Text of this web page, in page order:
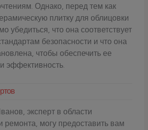
Однако, перед тем как
плитку для облицовки
убедиться, что она соответствует
безопасности и что она
чтобы обеспечить ее
эффективность.
эксперт в области
ремонта, могу предоставить вам